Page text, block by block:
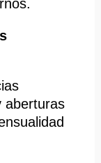
aberturas